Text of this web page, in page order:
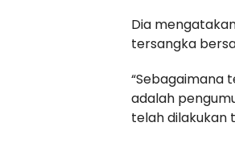
Dia
tersangka
“Sebagaimana
adalah
telah dilakukan